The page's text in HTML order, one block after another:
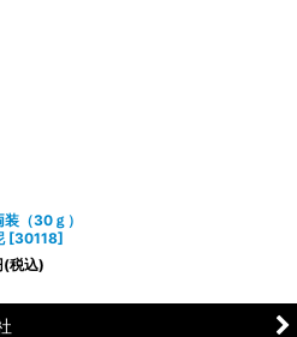
装（30ｇ）
[30118]
(税込)